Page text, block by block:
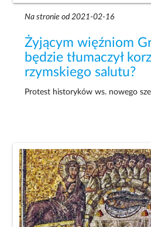
Na stronie od 2021-02-16
Żyjącym więźniom
będzie tłumaczył
rzymskiego salutu?
Protest historyków ws. nowego